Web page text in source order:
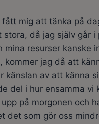
fått mig att tänka på
stora, då jag själv går i
mina resurser kanske
kommer jag då att
känslan av att känna
del i hur ensamma vi
på morgonen och
det som gör oss